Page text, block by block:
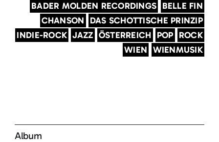
BADER MOLDEN RECORDINGS BELLE FIN
CHANSON
DAS SCHOTTISCHE PRINZIP
INDIE-ROCK JAZZ ÖSTERREICH POP ROCK
WIEN WIENMUSIK
Album